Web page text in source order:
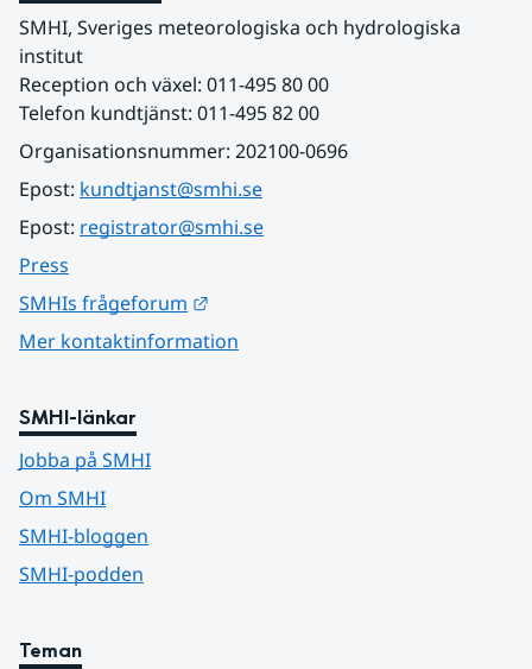
SMHI, Sveriges meteorologiska och hydrologiska
institut
Reception och växel: 011-495 80 00
Telefon kundtjänst: 011-495 82 00
Organisationsnummer: 202100-0696
Epost: kundtjanst@smhi.se
Epost: registrator@smhi.se
Press
SMHIs frågeforum
Mer kontaktinformation
SMHI-länkar
Jobba på SMHI
Om SMHI
SMHI-bloggen
SMHI-podden
Teman